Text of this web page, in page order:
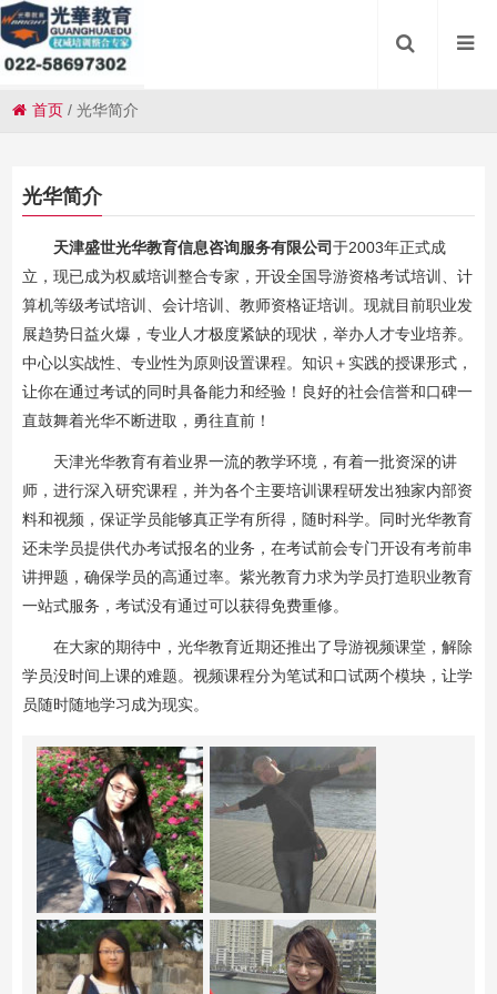
首页 /光华简介
光华简介
天津盛世光华教育信息咨询服务有限公司于2003年正式成
立，现已成为权威培训整合专家，开设全国导游资格考试培训、计
算机等级考试培训、会计培训、教师资格证培训。现就目前职业发
展趋势日益火爆，专业人才极度紧缺的现状，举办人才专业培养。
中心以实战性、专业性为原则设置课程。知识＋实践的授课形式，
让你在通过考试的同时具备能力和经验！良好的社会信誉和口碑一
直鼓舞着光华不断进取，勇往直前！
天津光华教育有着业界一流的教学环境，有着一批资深的讲
师，进行深入研究课程，并为各个主要培训课程研发出独家内部资
料和视频，保证学员能够真正学有所得，随时科学。同时光华教育
还未学员提供代办考试报名的业务，在考试前会专门开设有考前串
讲押题，确保学员的高通过率。紫光教育力求为学员打造职业教育
一站式服务，考试没有通过可以获得免费重修。
在大家的期待中，光华教育近期还推出了导游视频课堂，解除
学员没时间上课的难题。视频课程分为笔试和口试两个模块，让学
员随时随地学习成为现实。